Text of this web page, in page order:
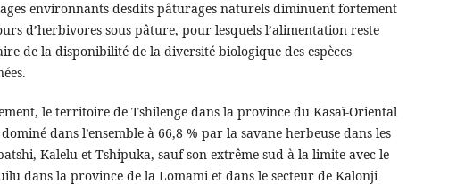
environnants desdits pâturages naturels diminuent fortement
d’herbivores sous pâture, pour lesquels l’alimentation reste
de la disponibilité de la diversité biologique des espèces
le territoire de Tshilenge dans la province du Kasaï-Oriental
dans l’ensemble à 66,8 % par la savane herbeuse dans les
Kalelu et Tshipuka, sauf son extrême sud à la limite avec le
dans la province de la Lomami et dans le secteur de Kalonji